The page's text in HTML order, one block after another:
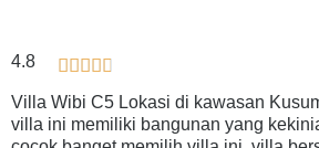
4.8 
Villa Wibi C5 Lokasi di kawasan
villa ini memiliki bangunan yang